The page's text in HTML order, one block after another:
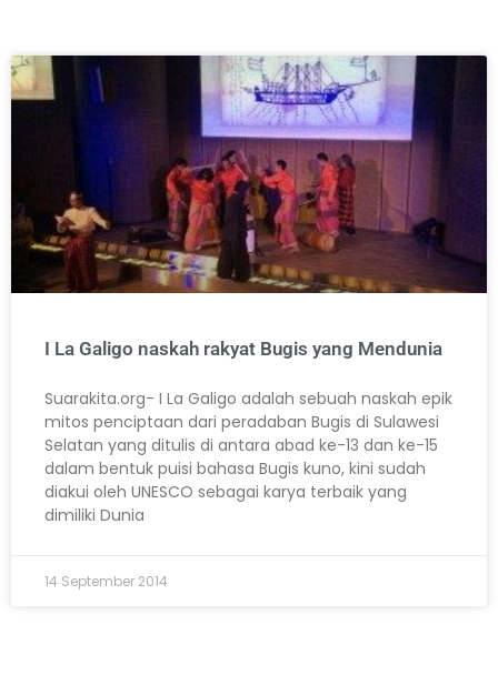
I La Galigo naskah rakyat Bugis yang Mendunia
Suarakita.org- I La Galigo adalah sebuah naskah epik
mitos penciptaan dari peradaban Bugis di Sulawesi
Selatan yang ditulis di antara abad ke-13 dan ke-15
dalam bentuk puisi bahasa Bugis kuno, kini sudah
diakui oleh UNESCO sebagai karya terbaik yang
dimiliki Dunia
14 September 2014